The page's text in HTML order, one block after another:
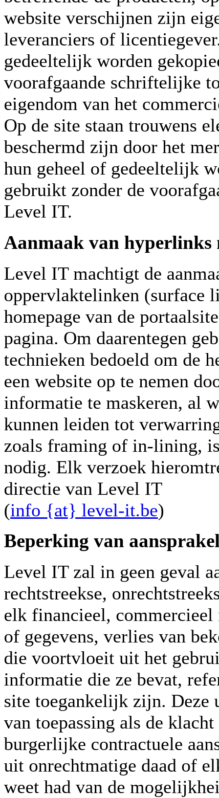
website verschijnen zijn
leveranciers of
gedeeltelijk worden
voorafgaande schriftelijke
eigendom van het
Op de site staan trouwens
beschermd zijn door het
hun geheel of gedeeltelijk
gebruikt zonder de
Level IT.
Aanmaak van hyperlinks
Level IT machtigt de
oppervlaktelinken (surface
homepage van de
pagina. Om daarentegen
technieken bedoeld om de
een website op te nemen
informatie te maskeren, al
kunnen leiden tot
zoals framing of in-lining,
nodig. Elk verzoek
directie van Level IT
(info {at} level-it.be)
Beperking van
Level IT zal in geen geval
rechtstreekse,
elk financieel, commercieel
of gegevens, verlies van
die voortvloeit uit het
informatie die ze bevat,
site toegankelijk zijn.
van toepassing als de
burgerlijke contractuele
uit onrechtmatige daad of
weet had van de